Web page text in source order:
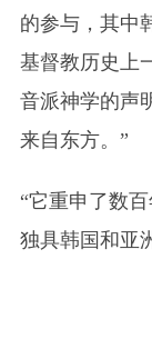
的参与，其中
基督教历史上
音派神学的声
来自东方。”
“它重申了数
独具韩国和亚